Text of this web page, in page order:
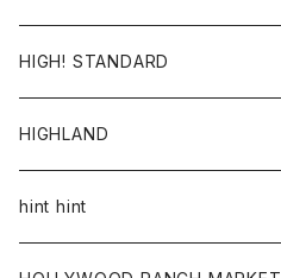
帽子
HIGH! STANDARD
アウター
ジャケット
トップス
シャツ
HIGHLAND
帽子
hint hint